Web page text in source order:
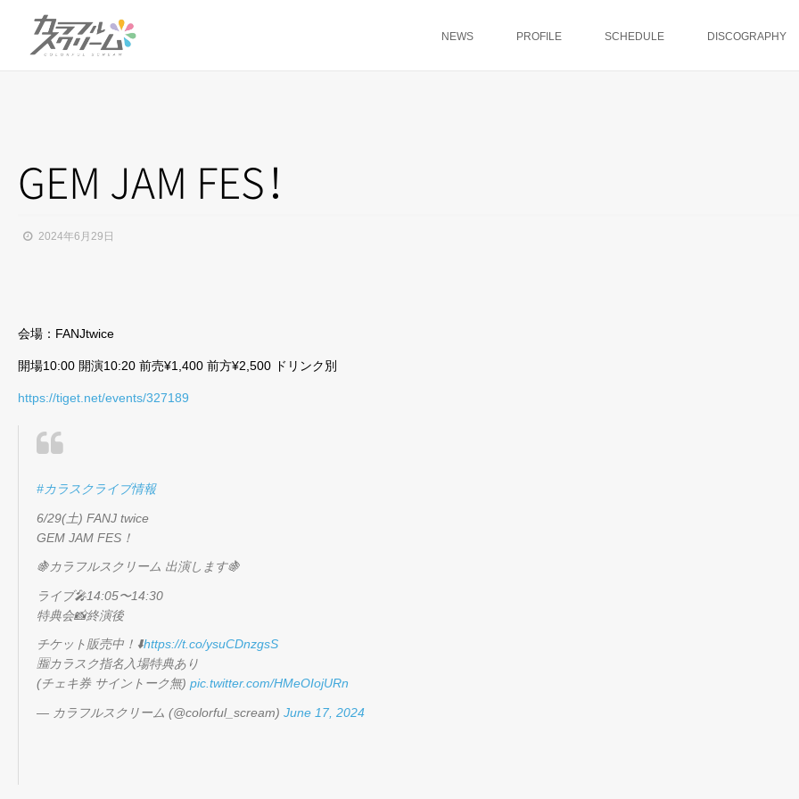
NEWS PROFILE SCHEDULE DISCOGRAPHY
GEM JAM FES！
2024年6月29日
会場：FANJtwice
開場10:00 開演10:20 前売¥1,400 前方¥2,500 ドリンク別
https://tiget.net/events/327189
#カラスクライブ情報
6/29(土) FANJ twice
GEM JAM FES！
🍇カラフルスクリーム 出演します🍇
ライブ🎤14:05〜14:30
特典会📸終演後
チケット販売中！⬇️https://t.co/ysuCDnzgsS
🈯️カラスク指名入場特典あり
(チェキ券 サイントーク無) pic.twitter.com/HMeOIojURn
— カラフルスクリーム (@colorful_scream) June 17, 2024